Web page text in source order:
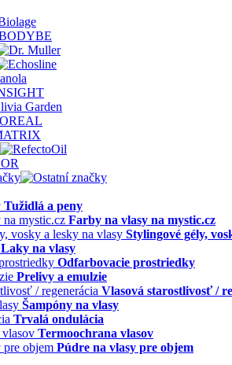
Tužidlá a peny
Farby na vlasy na mystic.cz
Stylingové gély,
Laky na vlasy
Odfarbovacie prostriedky
Prelivy a emulzie
Vlasová starostlivosť /
Šampóny na vlasy
Trvalá ondulácia
Termoochrana vlasov
Púdre na vlasy pre objem